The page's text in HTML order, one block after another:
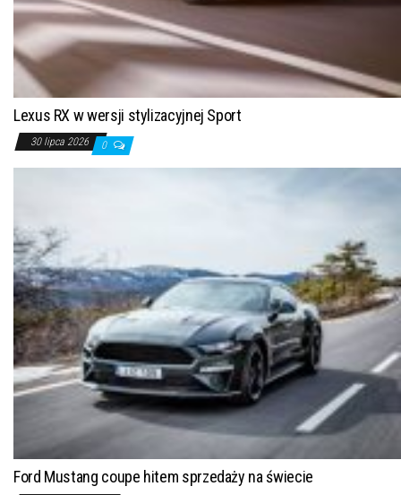
Lexus RX w wersji stylizacyjnej Sport
30 lipca 2026 0
Ford Mustang coupe hitem sprzedaży na świecie